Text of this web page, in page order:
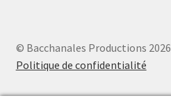
© Bacchanales Productions 2026
Politique de confidentialité